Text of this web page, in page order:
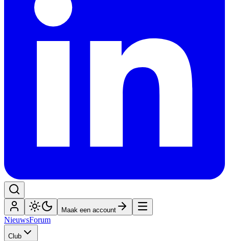
Maak een account
NieuwsForum
Club